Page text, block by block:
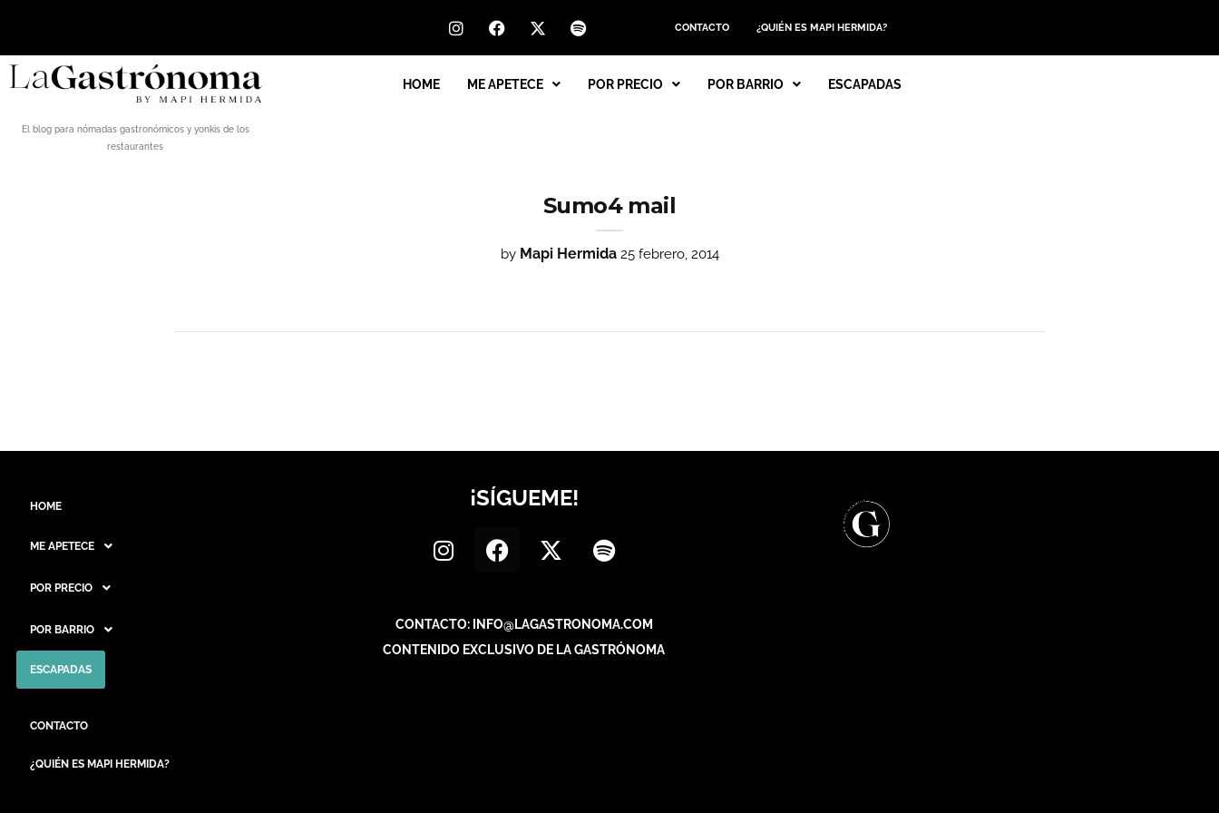
CONTACTO ¿QUIÉN ES MAPI HERMIDA?
El blog para nómadas gastronómicos y yonkis de los
restaurantes
HOME ME APETECE POR PRECIO POR BARRIO ESCAPADAS
Sumo4 mail
by Mapi Hermida 25 febrero, 2014
HOME
ME APETECE
POR PRECIO
POR BARRIO
ESCAPADAS
CONTACTO
¿QUIÉN ES MAPI HERMIDA?
¡SÍGUEME!
CONTACTO: INFO@LAGASTRONOMA.COM
CONTENIDO EXCLUSIVO DE LA GASTRÓNOMA